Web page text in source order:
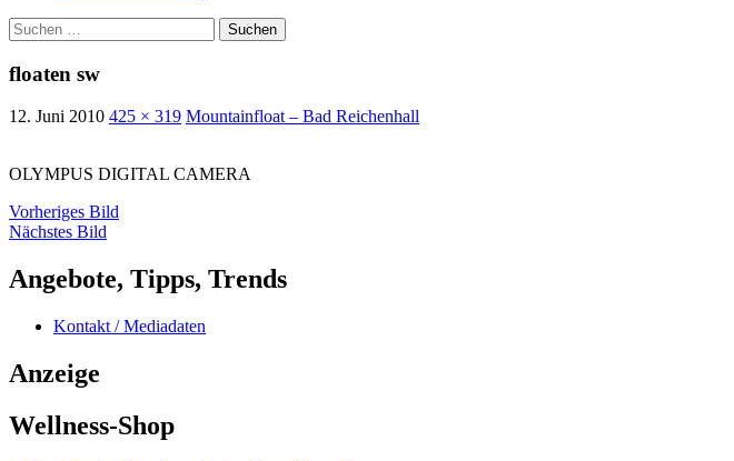
Suchen
nach:
floaten sw
12. Juni 2010 425 × 319 Mountainfloat – Bad Reichenhall
OLYMPUS DIGITAL CAMERA
Vorheriges Bild
Nächstes Bild
Angebote, Tipps, Trends
Kontakt / Mediadaten
Anzeige
Wellness-Shop